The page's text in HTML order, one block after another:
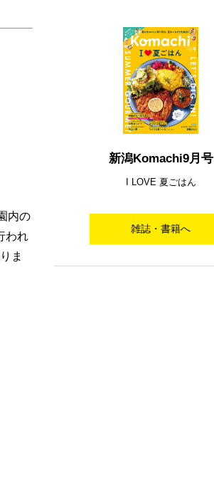
内の
われ
ま
新潟Komachi9月号
I LOVE 夏ごはん
雑誌・書籍へ